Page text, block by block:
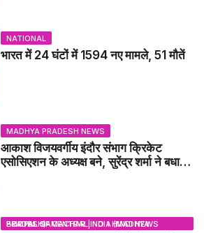
NATIONAL
भारत में 24 घंटों में 1594 नए मामले, 51 मौतें
MADHYA PRADESH NEWS
आकाश विजयवर्गीय इंदौर संभाग क्रिकेट
एसोसिएशन के अध्यक्ष बने, सुरेंद्र शर्मा ने बधाई
BHOPAL SAMACHAR | NO 1 HINDI NEWS PORTAL OF CENTRAL INDIA (MADHYA PRADESH)